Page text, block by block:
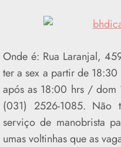
Onde é: Rua Laranjal,
ter a sex a partir de
após as 18:00 hrs /
(031) 2526-1085. Não
serviço de manobrista
umas voltinhas que as